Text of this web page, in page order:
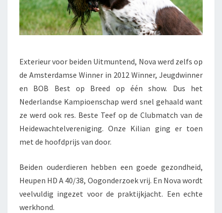
Exterieur voor beiden Uitmuntend, Nova werd zelfs op
de Amsterdamse Winner in 2012 Winner, Jeugdwinner
en BOB Best op Breed op één show. Dus het
Nederlandse Kampioenschap werd snel gehaald want
ze werd ook res. Beste Teef op de Clubmatch van de
Heidewachtelvereniging. Onze Kilian ging er toen
met de hoofdprijs van door.
Beiden ouderdieren hebben een goede gezondheid,
Heupen HD A 40/38, Oogonderzoek vrij. En Nova wordt
veelvuldig ingezet voor de praktijkjacht. Een echte
werkhond.